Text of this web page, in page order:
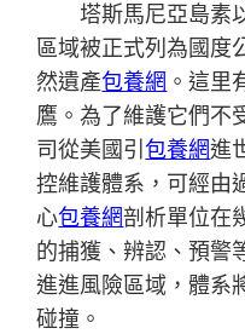
塔斯馬尼亞島素以
區域被正式列為國度
然遺產包養網 。這里
鷹。為了維護它們不
司從美國引包養網進
控維護體系，可經由
心包養網剖析單位在
的捕獲、辨認、預警
進進風險區域，體系
碰撞。